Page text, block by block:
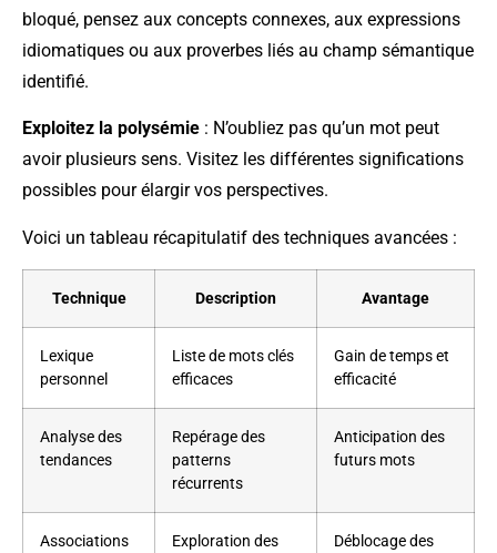
bloqué, pensez aux concepts connexes, aux expressions
idiomatiques ou aux proverbes liés au champ sémantique
identifié.
Exploitez la polysémie : N’oubliez pas qu’un mot peut
avoir plusieurs sens. Visitez les différentes significations
possibles pour élargir vos perspectives.
Voici un tableau récapitulatif des techniques avancées :
Technique Description Avantage
Lexique
personnel
Liste de mots clés
efficaces
Gain de temps et
efficacité
Analyse des
tendances
Repérage des
patterns
récurrents
Anticipation des
futurs mots
Associations
Exploration des
Déblocage des